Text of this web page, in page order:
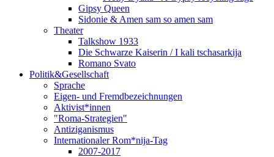
Gipsy Queen
Sidonie & Amen sam so amen sam
Theater
Talkshow 1933
Die Schwarze Kaiserin / I kali tschasarkija
Romano Svato
Politik&Gesellschaft
Sprache
Eigen- und Fremdbezeichnungen
Aktivist*innen
"Roma-Strategien"
Antiziganismus
Internationaler Rom*nija-Tag
2007-2017